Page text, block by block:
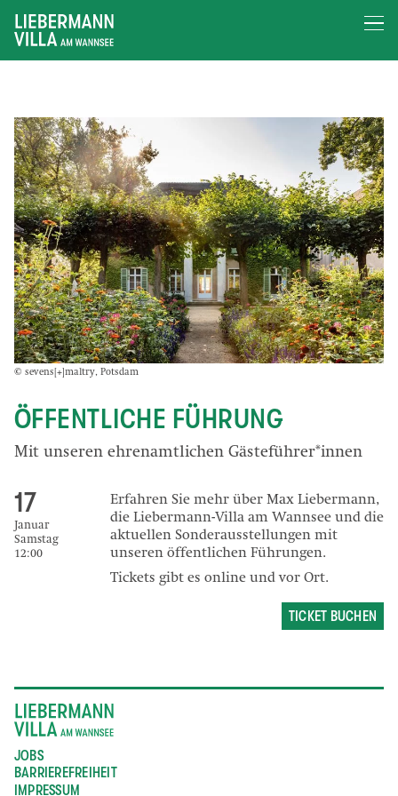
© sevens[+]maltry, Potsdam
ÖFFENTLICHE FÜHRUNG
Mit unseren ehrenamtlichen Gästeführer*innen
Erfahren Sie mehr über Max Liebermann,
die Liebermann-Villa am Wannsee und die
aktuellen Sonderausstellungen mit
unseren öffentlichen Führungen.
Tickets gibt es online und vor Ort.
17
Januar
Samstag
12:00
TICKET BUCHEN
JOBS
BARRIEREFREIHEIT
IMPRESSUM